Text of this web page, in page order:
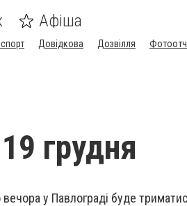
Афіша
Довідкова Дозвілля
грудня
у Павлограді буде